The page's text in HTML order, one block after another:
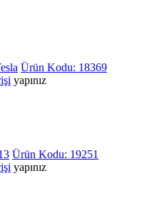
Ürün Kodu: 18369
yapınız
Ürün Kodu: 19251
yapınız